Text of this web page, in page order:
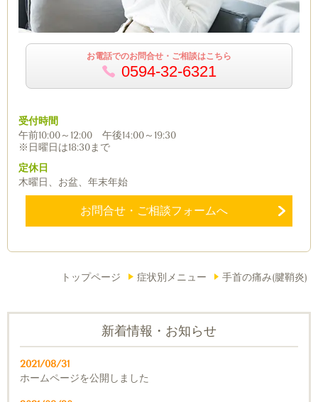
お電話でのお問合せ・ご相談はこちら
0594-32-6321
受付時間
午前10:00～12:00 午後14:00～19:30
※日曜日は18:30まで
定休日
木曜日、お盆、年末年始
お問合せ・ご相談フォームへ
トップページ 症状別メニュー 手首の痛み(腱鞘炎)
新着情報・お知らせ
2021/08/31
ホームページを公開しました